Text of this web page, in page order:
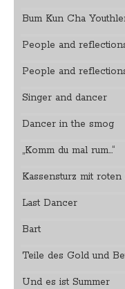
Bum Kun Cha
People and
People and
Singer and dancer
Dancer in the smog
„Komm du mal rum…“
Kassensturz mit
Last Dancer
Bart
Teile des Gold und
Und es ist Summer